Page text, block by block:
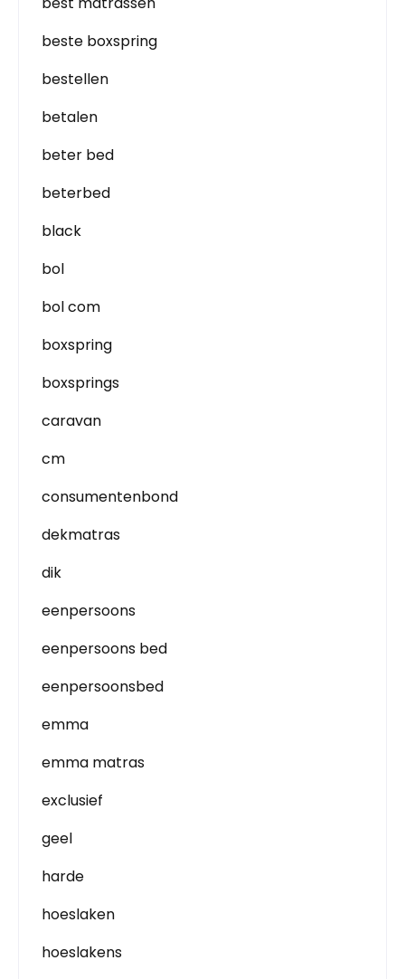
beste boxspring
bestellen
betalen
beter bed
beterbed
black
bol
bol com
boxspring
boxsprings
caravan
cm
consumentenbond
dekmatras
dik
eenpersoons
eenpersoons bed
eenpersoonsbed
emma
emma matras
exclusief
geel
harde
hoeslaken
hoeslakens